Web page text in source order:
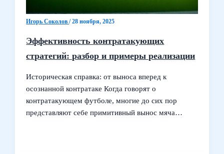
Игорь Соколов/28 ноября, 2025
Эффективность контратакующих
стратегий: разбор и примеры реализации
Историческая справка: от выноса вперед к
осознанной контратаке Когда говорят о
контратакующем футболе, многие до сих пор
представляют себе примитивный вынос мяча…